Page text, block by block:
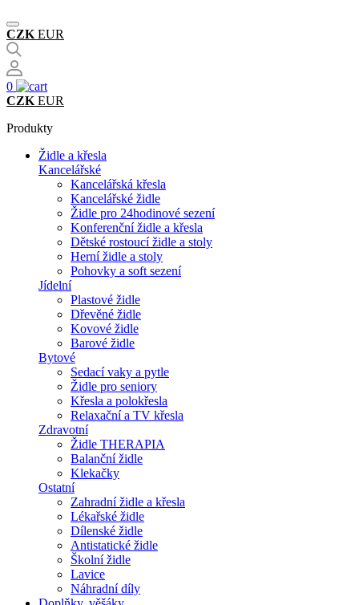
CZK EUR
0
CZK EUR
Produkty
Židle a křesla
Kancelářské
Kancelářská křesla
Kancelářské židle
Židle pro 24hodinové sezení
Konferenční židle a křesla
Dětské rostoucí židle a stoly
Herní židle a stoly
Pohovky a soft sezení
Jídelní
Plastové židle
Dřevěné židle
Kovové židle
Barové židle
Bytové
Sedací vaky a pytle
Židle pro seniory
Křesla a polokřesla
Relaxační a TV křesla
Zdravotní
Židle THERAPIA
Balanční židle
Klekačky
Ostatní
Zahradní židle a křesla
Lékařské židle
Dílenské židle
Antistatické židle
Školní židle
Lavice
Náhradní díly